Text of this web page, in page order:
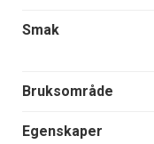
Smak
Bruksområde
Egenskaper